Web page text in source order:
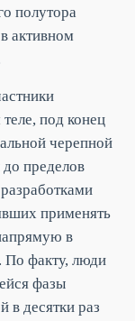
полутора
активном
под конец
черепной
пределов
применять
в
По факту, люди
фазы
в десятки раз